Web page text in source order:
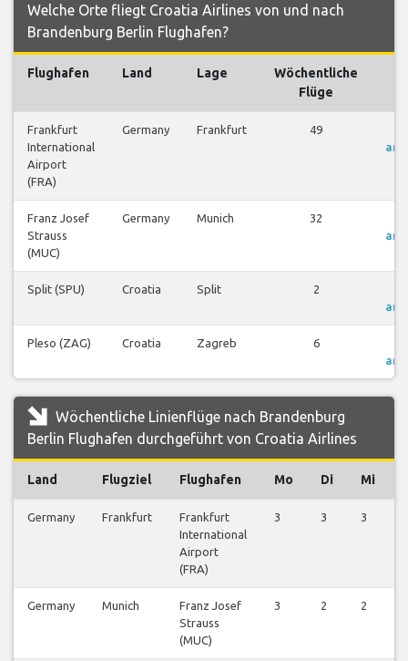
Welche Orte fliegt Croatia Airlines von und nach
Brandenburg Berlin Flughafen?
Flughafen Land Lage
Wöchentliche
Flüge
Frankfurt
International
Airport
(FRA)
Germany Frankfurt 49
Franz Josef
Strauss
(MUC)
Germany Munich 32
Split (SPU) Croatia Split 2
Pleso (ZAG) Croatia Zagreb 6
Wöchentliche Linienflüge nach Brandenburg
Berlin Flughafen durchgeführt von Croatia Airlines
Land Flugziel Flughafen Mo Di Mi
Germany Frankfurt
Frankfurt
International
Airport
(FRA)
3 3 3
Germany Munich
Franz Josef
Strauss
(MUC)
3 2 2